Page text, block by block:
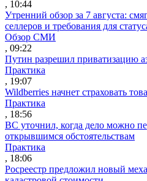
, 10:44
Утренний обзор за 7 августа:
селлеров и требования для
Обзор СМИ
, 09:22
Путин разрешил приватизацию
Практика
, 19:07
Wildberries начнет страховать
Практика
, 18:56
ВС уточнил, когда дело можно
открывшимся обстоятельствам
Практика
, 18:06
Росреестр предложил новый